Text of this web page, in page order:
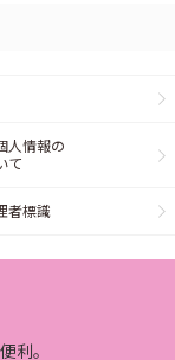
人情報の
て
者標識
利。